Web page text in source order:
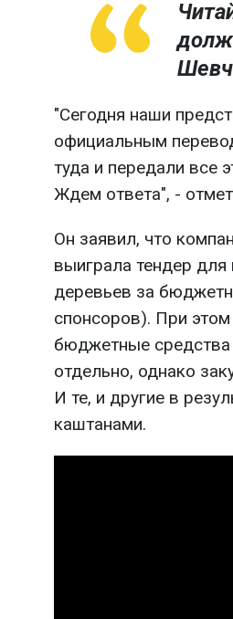
"Сегодня наши
официальным
туда и передали все
Ждем ответа", -
Он заявил, что
выиграла тендер
деревьев за
спонсоров). При
бюджетные средства
отдельно, однако
И те, и другие в
каштанами.